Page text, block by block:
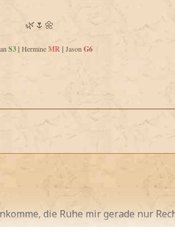
🌿🌷🌼
S3| HermineMR| JasonG6
die Ruhe mir gerade nur